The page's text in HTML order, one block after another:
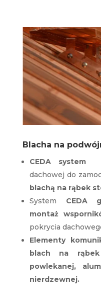
Blacha na
CEDA system –
dachowej do
blachą na rąbek
System CEDA
montaż
pokrycia
Elementy
blach na
powlekanej,
nierdzewnej.